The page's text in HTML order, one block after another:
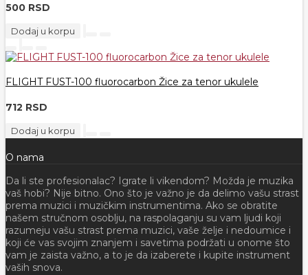
500 RSD
Dodaj u korpu
FLIGHT FUST-100 fluorocarbon Žice za tenor ukulele
712 RSD
Dodaj u korpu
O nama
Da li ste profesionalac? Igrate li vikendom? Možda je muzika
vaš hobi? Nije bitno. Ono što je važno je da delimo vašu strast
prema muzici i muzičkim instrumentima. Ako se obratite
našem stručnom osoblju, na raspolaganju su vam ljudi koji
razumeju vašu strast prema muzici, vaše želje i nedoumice i
koji će vas svojim znanjem i savetima podržati u onome što
vam je zaista važno, a to je da izaberete i kupite instrument
vaših snova.